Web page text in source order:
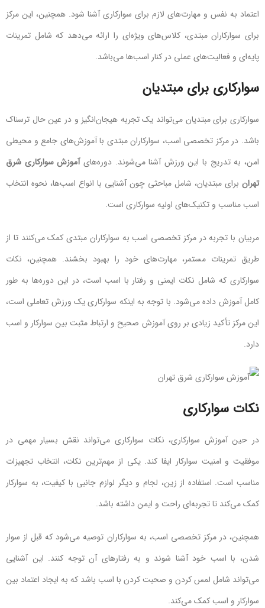
اعتماد به نفس و مهارت‌های لازم برای سوارکاری آشنا شود. همچنین، این مرکز
برای سوارکاران مبتدی، کلاس‌های ویژه‌ای را ارائه می‌دهد که شامل تمرینات
پایه‌ای و فعالیت‌های عملی در کنار اسب‌ها می‌باشد.
سوارکاری برای مبتدیان
سوارکاری برای مبتدیان می‌تواند یک تجربه هیجان‌انگیز و در عین حال ترسناک
باشد. در مرکز تخصصی اسب، سوارکاران مبتدی با آموزش‌های جامع و محیطی
امن، به تدریج با این ورزش آشنا می‌شوند. دوره‌هایآموزش سوارکاری شرق
تهران برای مبتدیان، شامل مباحثی چون آشنایی با انواع اسب‌ها، نحوه انتخاب
اسب مناسب و تکنیک‌های اولیه سوارکاری است.
مربیان با تجربه در مرکز تخصصی اسب به سوارکاران مبتدی کمک می‌کنند تا از
طریق تمرینات مستمر، مهارت‌های خود را بهبود بخشند. همچنین، نکات
سوارکاری که شامل نکات ایمنی و رفتار با اسب است، در این دوره‌ها به طور
کامل آموزش داده می‌شود. با توجه به اینکه سوارکاری یک ورزش تعاملی است،
این مرکز تأکید زیادی بر روی آموزش صحیح و ارتباط مثبت بین سوارکار و اسب
دارد.
نکات سوارکاری
در حین آموزش سوارکاری، نکات سوارکاری می‌تواند نقش بسیار مهمی در
موفقیت و امنیت سوارکار ایفا کند. یکی از مهم‌ترین نکات، انتخاب تجهیزات
مناسب است. استفاده از زین، لجام و دیگر لوازم جانبی با کیفیت، به سوارکار
کمک می‌کند تا تجربه‌ای راحت و ایمن داشته باشد.
همچنین، در مرکز تخصصی اسب، به سوارکاران توصیه می‌شود که قبل از سوار
شدن، با اسب خود آشنا شوند و به رفتارهای آن توجه کنند. این آشنایی
می‌تواند شامل لمس کردن و صحبت کردن با اسب باشد که به ایجاد اعتماد بین
سوارکار و اسب کمک می‌کند.